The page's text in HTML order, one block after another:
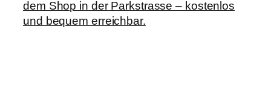
dem Shop in der Parkstrasse – kostenlos
und bequem erreichbar.